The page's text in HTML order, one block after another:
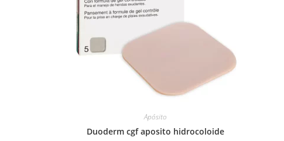
Apósito
Duoderm cgf aposito hidrocoloide